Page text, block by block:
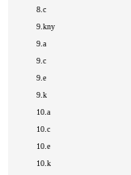
8.c
9.kny
9.a
9.c
9.e
9.k
10.a
10.c
10.e
10.k